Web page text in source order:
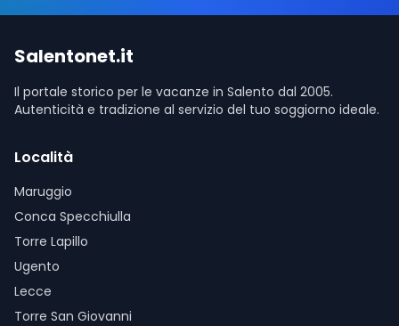
Salentonet.it
Il portale storico per le vacanze in Salento dal 2005.
Autenticità e tradizione al servizio del tuo soggiorno ideale.
Località
Maruggio
Conca Specchiulla
Torre Lapillo
Ugento
Lecce
Torre San Giovanni